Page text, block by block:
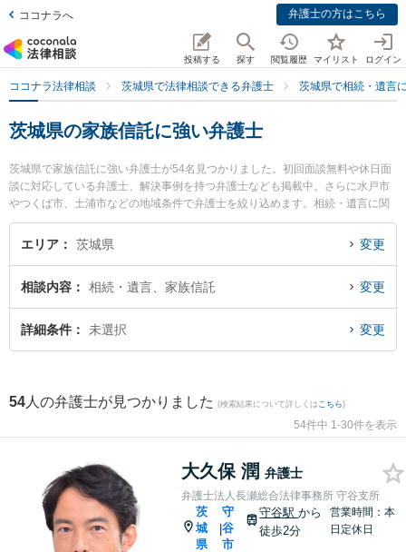
ココナラへ 弁護士の方はこちら
投稿する 探す 閲覧履歴 マイリスト ログイン
ココナラ法律相談 茨城県で法律相談できる弁護士 茨城県で相続・遺言
茨城県の家族信託に強い弁護士
茨城県で家族信託に強い弁護士が54名見つかりました。初回面談無料や休日面
談に対応している弁護士、解決事例を持つ弁護士なども掲載中。さらに水戸市
やつくば市、土浦市などの地域条件で弁護士を絞り込めます。相続・遺言に関
係する家族間の相続トラブルや認知症の相続、遺産分割等の細かな分野での絞
り込み検索もでき便利です。特に弁護士法人長瀬総合法律事務所 守谷支所の大
報や弁護士費用、強みなどが注目されています。『茨城県で土日や夜間に発生
した家族信託のトラブルを今すぐに弁護士に相談したい』『家族信託のトラブ
ル解決の実績豊富な近くの弁護士を検索したい』『初回相談無料で家族信託を
エリア 茨城県 変更
相談内容 相続・遺言、家族信託 変更
詳細条件 未選択 変更
54 人の弁護士が見つかりました (検索結果について詳しくは こちら)
54件中 1-30件を表示
大久保 潤 弁護士
弁護士法人長瀬総合法律事務所 守谷支所
茨
城
県
|
守
谷
市
守谷駅から
徒歩2分
営業時間：本
日定休日